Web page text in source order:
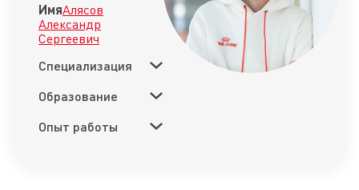
ИмяАлясов
Александр
Сергеевич
Специализация
Образование
Опыт работы